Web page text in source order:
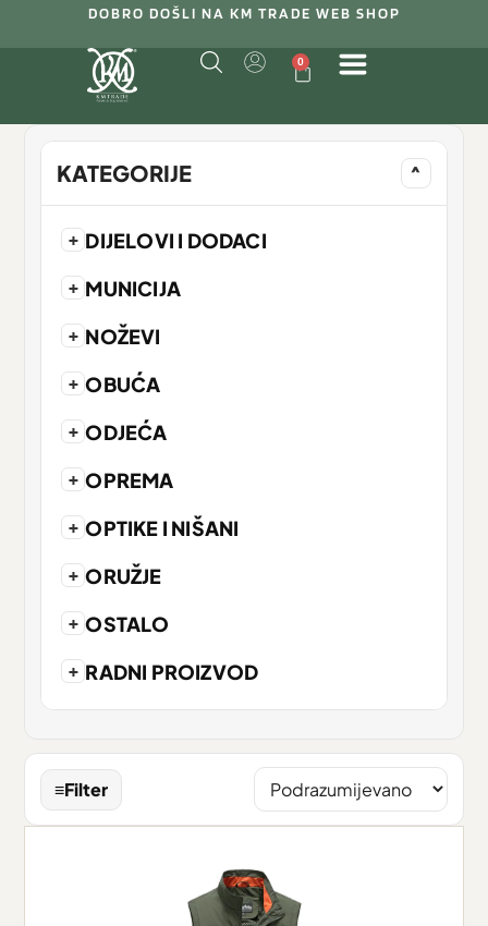
DOBRO DOŠLI NA KM TRADE WEB SHOP
0
KATEGORIJE ^
+ DIJELOVI I DODACI
+ MUNICIJA
+ NOŽEVI
+ OBUĆA
+ ODJEĆA
+ OPREMA
+ OPTIKE I NIŠANI
+ ORUŽJE
+ OSTALO
+ RADNI PROIZVOD
≡Filter